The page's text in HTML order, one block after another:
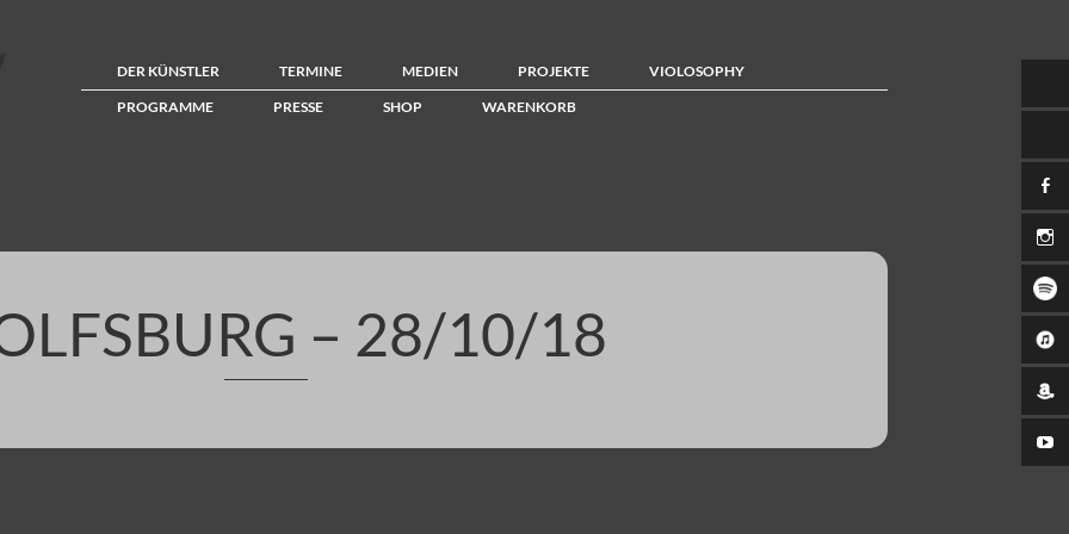
DER KÜNSTLER TERMINE MEDIEN PROJEKTE
VIOLOSOPHY
PROGRAMME
PRESSE SHOP WARENKORB
– 28/10/18